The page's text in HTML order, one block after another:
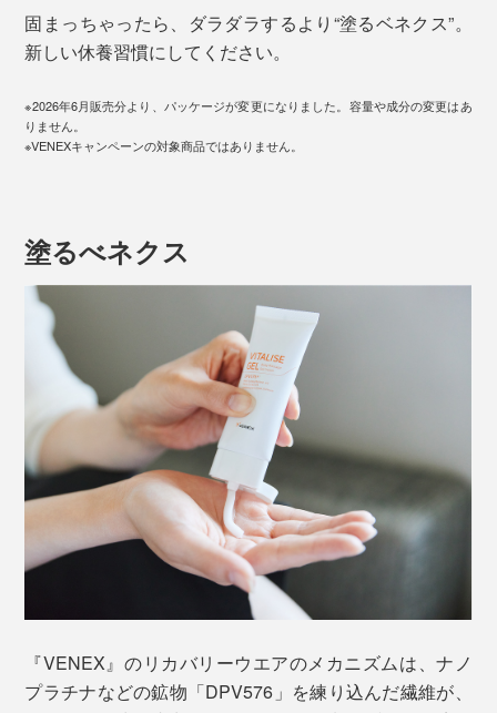
固まっちゃったら、ダラダラするより“塗るベネクス”。
新しい休養習慣にしてください。
※2026年6月販売分より、パッケージが変更になりました。容量や成分の変更はあ
りません。
※VENEXキャンペーンの対象商品ではありません。
塗るべネクス
『VENEX』のリカバリーウエアのメカニズムは、ナノ
プラチナなどの鉱物「DPV576」を練り込んだ繊維が、